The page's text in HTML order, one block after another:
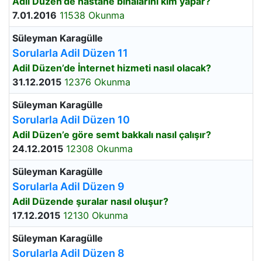
7.01.2016 11538 Okunma
Süleyman Karagülle
Sorularla Adil Düzen 11
Adil Düzen’de İnternet hizmeti nasıl olacak?
31.12.2015 12376 Okunma
Süleyman Karagülle
Sorularla Adil Düzen 10
Adil Düzen’e göre semt bakkalı nasıl çalışır?
24.12.2015 12308 Okunma
Süleyman Karagülle
Sorularla Adil Düzen 9
Adil Düzende şuralar nasıl oluşur?
17.12.2015 12130 Okunma
Süleyman Karagülle
Sorularla Adil Düzen 8